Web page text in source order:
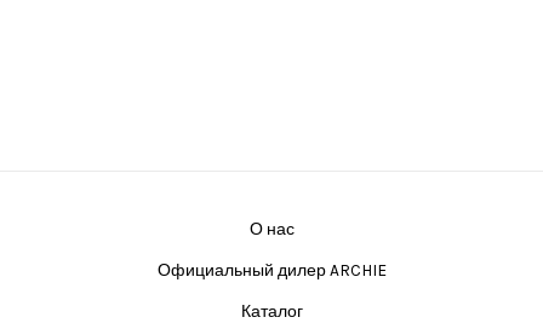
О нас
Официальный дилер ARCHIE
Каталог